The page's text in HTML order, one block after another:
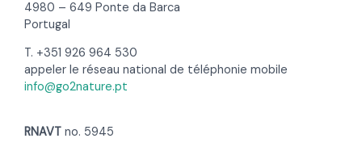
4980 – 649 Ponte da Barca
Portugal
T. +351 926 964 530
appeler le réseau national de téléphonie mobile
info@go2nature.pt
RNAVT no. 5945